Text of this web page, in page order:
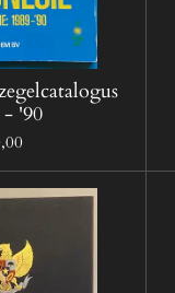
- '90